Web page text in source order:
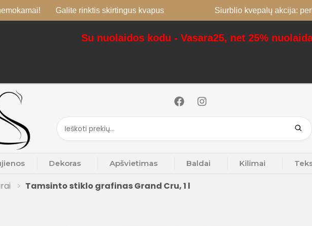
Galite rinktis skirtingus kvapus Siurblio kvepalų akcija: perkant 2,
Su nuolaidos kodu - Vasara25, net 25%
Dekoras Apšvietimas Baldai Kilimai
Tamsinto stiklo grafinas Grand Cru, 1 l